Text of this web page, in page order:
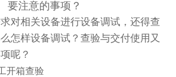
要注意的事项？
相关设备进行设备调试，还得查
怎样设备调试？查验与交付使用又
呢？
开箱查验